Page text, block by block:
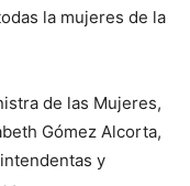
la mujeres de la
de las Mujeres,
Gómez Alcorta,
y